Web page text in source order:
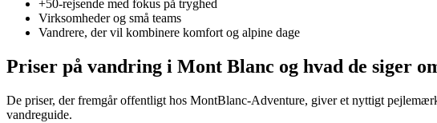
+50-rejsende med fokus på tryghed
Virksomheder og små teams
Vandrere, der vil kombinere komfort og alpine dage
Priser på vandring i Mont Blanc og hvad de siger
De priser, der fremgår offentligt hos MontBlanc-Adventure, giver et nyttigt
vandreguide.